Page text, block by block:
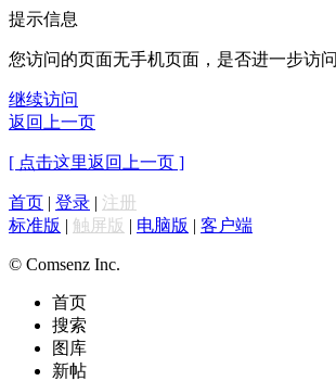
提示信息
您访问的页面无手机页面，是否进一步访
继续访问
返回上一页
[ 点击这里返回上一页 ]
首页 | 登录 | 注册
标准版 | 触屏版 | 电脑版 | 客户端
© Comsenz Inc.
首页
搜索
图库
新帖